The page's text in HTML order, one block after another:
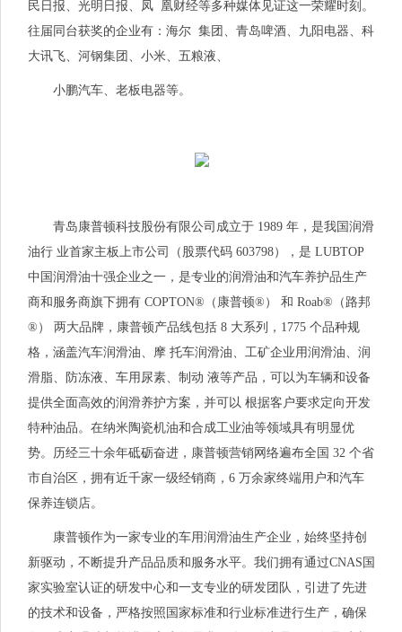
民日报、光明日报、凤 凰财经等多种媒体见证这一荣耀时刻。
往届同台获奖的企业有：海尔 集团、青岛啤酒、九阳电器、科
大讯飞、河钢集团、小米、五粮液、
小鹏汽车、老板电器等。
青岛康普顿科技股份有限公司成立于 1989 年，是我国润滑
油行 业首家主板上市公司（股票代码 603798），是 LUBTOP
中国润滑油十强企业之一，是专业的润滑油和汽车养护品生产
商和服务商旗下拥有 COPTON®（康普顿®） 和 Roab®（路邦
®） 两大品牌，康普顿产品线包括 8 大系列，1775 个品种规
格，涵盖汽车润滑油、摩 托车润滑油、工矿企业用润滑油、润
滑脂、防冻液、车用尿素、制动 液等产品，可以为车辆和设备
提供全面高效的润滑养护方案，并可以 根据客户要求定向开发
特种油品。在纳米陶瓷机油和合成工业油等领域具有明显优
势。历经三十余年砥砺奋进，康普顿营销网络遍布全国 32 个省
市自治区，拥有近千家一级经销商，6 万余家终端用户和汽车
保养连锁店。
康普顿作为一家专业的车用润滑油生产企业，始终坚持创
新驱动，不断提升产品品质和服务水平。我们拥有通过CNAS国
家实验室认证的研发中心和一支专业的研发团队，引进了先进
的技术和设备，严格按照国家标准和行业标准进行生产，确保